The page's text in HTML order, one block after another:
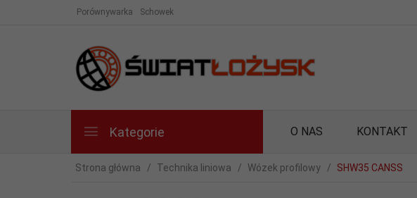
Porównywarka Schowek
Kategorie O NAS KONTAKT
Strona główna Technika liniowa Wózek profilowy SHW35 CANSS